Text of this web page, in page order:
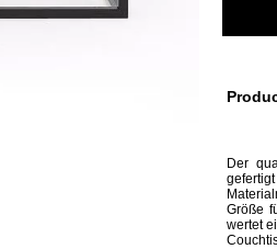
Der
Größe
wertet